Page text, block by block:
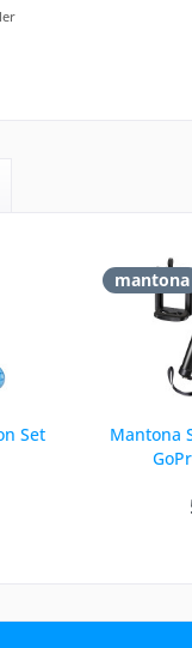
Set
mantona
Mantona